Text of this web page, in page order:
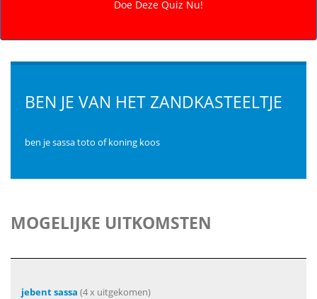
BEN JE VAN HET ZANDKASTEELTJE
ben je sassa toto of koning koos
MOGELIJKE UITKOMSTEN
jebent sassa (4 x uitgekomen)